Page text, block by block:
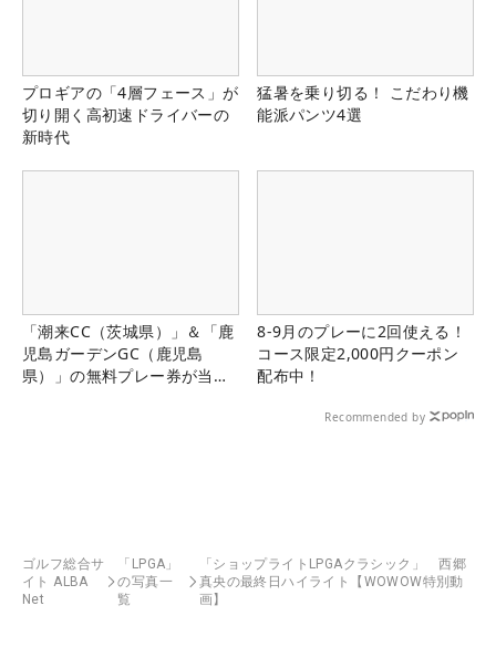
プロギアの「4層フェース」が
切り開く高初速ドライバーの
新時代
猛暑を乗り切る！ こだわり機
能派パンツ4選
「潮来CC（茨城県）」＆「鹿
児島ガーデンGC（鹿児島
県）」の無料プレー券が当た
8-9月のプレーに2回使える！
コース限定2,000円クーポン
配布中！
Recommended by
ゴルフ総合サ
イト ALBA
Net
「LPGA」
の写真一
覧
「ショップライトLPGAクラシック」 西郷
真央の最終日ハイライト【WOWOW特別動
画】